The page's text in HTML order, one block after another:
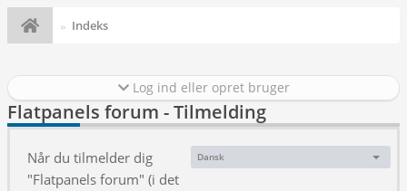
Indeks
Log ind eller opret bruger
Flatpanels forum - Tilmelding
Sprog:
Dansk
Når du tilmelder dig
"Flatpanels forum" (i det